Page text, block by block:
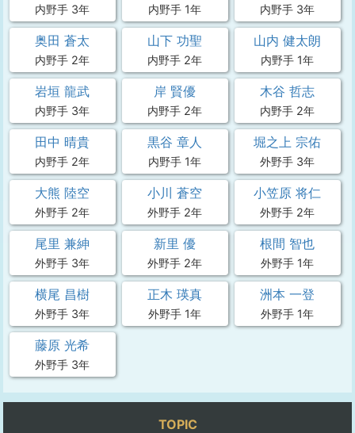
内野手 3年 内野手 1年 内野手 3年
奥田 蒼太
内野手 2年
山下 功聖
内野手 2年
山内 健太朗
内野手 1年
岩垣 龍武
内野手 3年
岸 賢優
内野手 2年
木谷 哲志
内野手 2年
田中 晴貴
内野手 2年
黒谷 章人
内野手 1年
堀之上 宗佑
外野手 3年
大熊 陸空
外野手 2年
小川 蒼空
外野手 2年
小笠原 将仁
外野手 2年
尾里 兼紳
外野手 3年
新里 優
外野手 2年
根間 智也
外野手 1年
横尾 昌樹
外野手 3年
正木 瑛真
外野手 1年
洲本 一登
外野手 1年
藤原 光希
外野手 3年
TOPIC